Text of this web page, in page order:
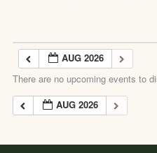
AUG 2026
There are no upcoming events to
AUG 2026